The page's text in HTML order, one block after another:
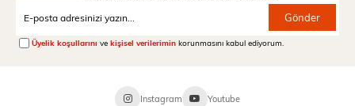
Gönder
Üyelik koşullarını ve kişisel verilerimin korunmasını kabul ediyorum.
Instagram Youtube